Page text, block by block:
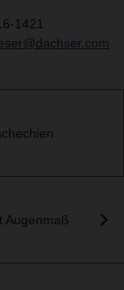
1421
Augenmaß